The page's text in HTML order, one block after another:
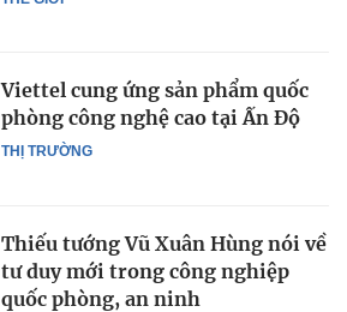
THỊ TRƯỜNG
Viettel cung ứng sản phẩm quốc
phòng công nghệ cao tại Ấn Độ
Thiếu tướng Vũ Xuân Hùng nói về
tư duy mới trong công nghiệp
quốc phòng, an ninh